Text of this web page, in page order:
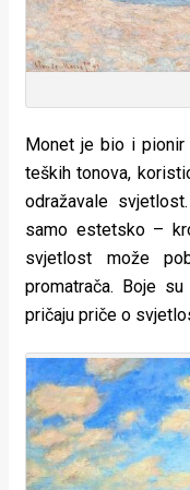
Monet je bio i pionir
teških tonova,
odražavale
samo estetsko –
svjetlost može
promatrača. Boje
pričaju priče o